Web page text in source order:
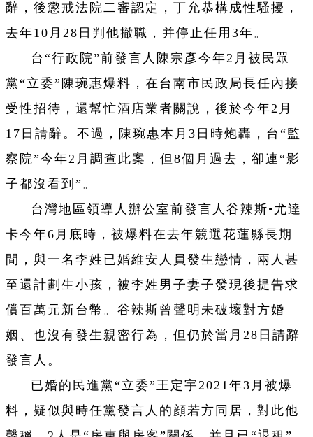
辭，後懲戒法院二審認定，丁允恭構成性騷擾，
去年10月28日判他撤職，并停止任用3年。
台“行政院”前發言人陳宗彥今年2月被民眾
黨“立委”陳琬惠爆料，在台南市民政局長任內接
受性招待，還幫忙酒店業者關說，後於今年2月
17日請辭。不過，陳琬惠本月3日時炮轟，台“監
察院”今年2月調查此案，但8個月過去，卻連“影
子都沒看到”。
台灣地區領導人辦公室前發言人谷辣斯•尤達
卡今年6月底時，被爆料在去年競選花蓮縣長期
間，與一名李姓已婚維安人員發生戀情，兩人甚
至還計劃生小孩，被李姓男子妻子發現後提告求
償百萬元新台幣。谷辣斯曾聲明未破壞對方婚
姻、也沒有發生親密行為，但仍於當月28日請辭
發言人。
已婚的民進黨“立委”王定宇2021年3月被爆
料，疑似與時任黨發言人的顔若方同居，對此他